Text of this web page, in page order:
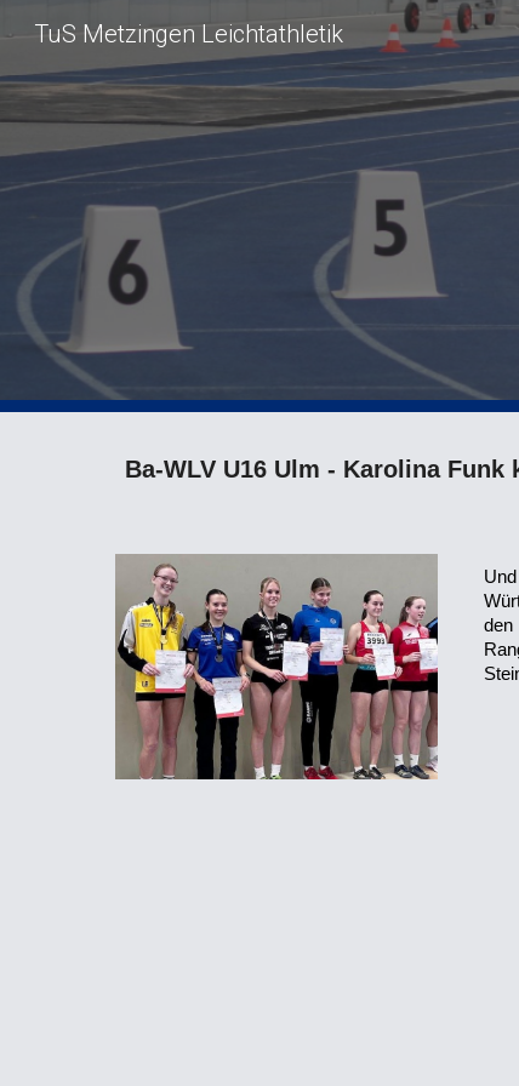
TuS Metzingen Leichtathletik
Ba-WLV U16 Ulm - Karolina
den